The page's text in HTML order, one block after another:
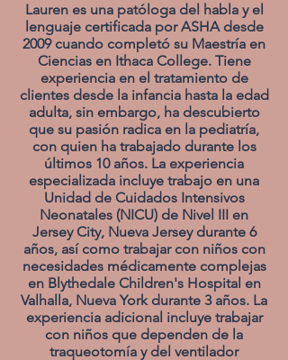
Lauren es una patóloga del habla y el
lenguaje certificada por ASHA desde
2009 cuando completó su Maestría en
Ciencias en Ithaca College. Tiene
experiencia en el tratamiento de
clientes desde la infancia hasta la edad
adulta, sin embargo, ha descubierto
que su pasión radica en la pediatría,
con quien ha trabajado durante los
últimos 10 años. La experiencia
especializada incluye trabajo en una
Unidad de Cuidados Intensivos
Neonatales (NICU) de Nivel III en
Jersey City, Nueva Jersey durante 6
años, así como trabajar con niños con
necesidades médicamente complejas
en Blythedale Children's Hospital en
Valhalla, Nueva York durante 3 años. La
experiencia adicional incluye trabajar
con niños que dependen de la
traqueotomía y del ventilador